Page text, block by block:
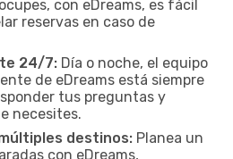
con eDreams, es fácil
reservas en caso de
24/7: Día o noche, el equipo
de eDreams está siempre
tus preguntas y
necesites.
destinos: Planea un
con eDreams,